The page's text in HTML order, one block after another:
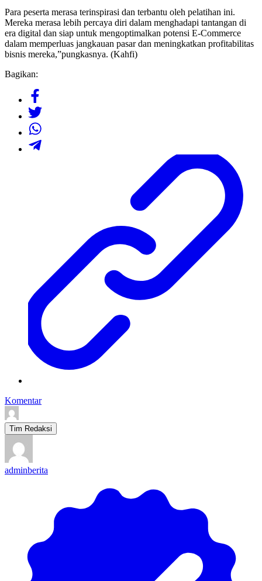
Para peserta merasa terinspirasi dan terbantu oleh pelatihan ini.
Mereka merasa lebih percaya diri dalam menghadapi tantangan di
era digital dan siap untuk mengoptimalkan potensi E-Commerce
dalam memperluas jangkauan pasar dan meningkatkan profitabilitas
bisnis mereka,”pungkasnya. (Kahfi)
Bagikan:
Komentar
Tim Redaksi
adminberita